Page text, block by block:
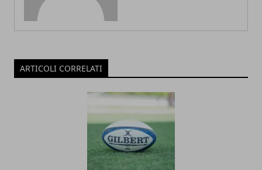
ARTICOLI CORRELATI